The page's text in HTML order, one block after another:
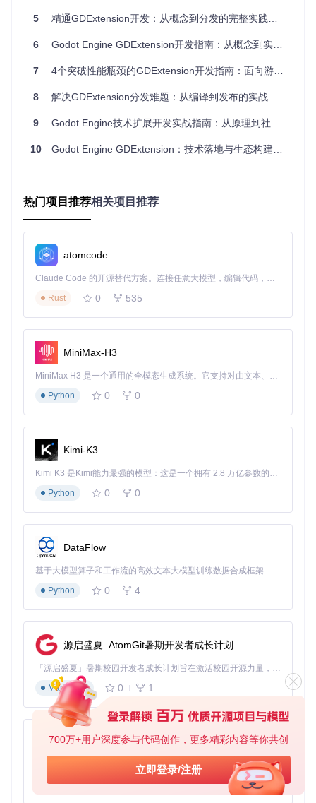
700万+用户深度参与代码创作，更多精彩内容等你共创
立即登录/注册
配置编译脚本，推荐使用SConstruct或CMake
2.2 扩展配置文件编写
扩展配置文件（.gdextension）是连接插件与引擎的关键：
[configuration]
compatibility_minimum = "4.1"
linux.release.x86_64 = "bin/
macos.release.x86_64
2.3 跨平台编译策略
针对不同目标平台，采用差异化编译策略：
Windows平台：使用MSVC或MinGW编译生成.dll文件
macOS平台
：编译生成.dylib文件，注意代码签名
移动平台
译.framework
高效的内存管理是GDExtension开发的核心：
正确处理RefCounted对象的引用计数
避免在性能关键路径中创建临时对象
实现自定义内存池管理高频创建的对象
3.2 性能监控与调优
利用Godot内置工具进行性能优化：
使用Profiler模块监控函数执行时间
优化GDScript与C++之间的交互频率
利用多线程处理密集型计算任务
3.3 常见错误排查清单
❌ 忘记注册类或方法到ClassDB
❌ 未正确处理线程安全问题
❌ 内存泄漏，特别是自定义资源未正确释放
❌ 版本兼容性问题，未指定正确的compatibility_minimum
❌ 类型转换错误，特别是变体类型处理
4.生态建设：扩展的分发与维护
5 精通GDExtension开发：从概念到分发的完整实践指南
6 Godot Engine GDExtension开发指南：从概念到实践的完整路径
7 4个突破性能瓶颈的GDExtension开发指南：面向游戏开发者的插件化解决方案
8 解决GDExtension分发难题：从编译到发布的实战指南
9 Godot Engine技术扩展开发实战指南：从原理到社区运营
10 Godot Engine GDExtension：技术落地与生态构建指南
热门项目推荐相关项目推荐
atomcode
Claude Code 的开源替代方案。连接任意大模型，编辑代码，运行命令，自动验证 — 全自动执行。用 Rust 构建，极致性能。 ｜ An open-source alternative to Claude Code. Connect any LLM, edit code, run commands, and verify changes — autonomously. Built in Rust for speed. Get Started
Rust
0 535
MiniMax-H3
MiniMax H3 是一个通用的全模态生成系统。它支持对由文本、图像、视频和音频组成的多模态上下文进行统一理解，并能生成分辨率高达 2K、时长可达 15 秒的带原生立体声音频的视频。得益于面向任务泛化的系统设计，H3 在预训练阶段就已具备广泛的多模态上下文理解与生成能力，能够出色地执行复杂的多模态指令。
Python
0 0
Kimi-K3
Kimi K3 是Kimi能力最强的模型：这是一个拥有 2.8 万亿参数的混合专家（MoE）模型，具备原生视觉理解能力，并支持 100 万 token 的上下文窗口。
Python
0 0
DataFlow
基于大模型算子和工作流的高效文本大模型训练数据合成框架
Python
0 4
源启盛夏_AtomGit暑期开发者成长计划
「源启盛夏」暑期校园开发者成长计划旨在激活校园开源力量，通过积分激励、认证扶持、资源倾斜等形式，引导高校组织和开发者完成「入驻 — 建项目 — 做贡献 — 获认证 — 得资源」的完整闭环。无论你是想带领社团入驻平台的组织者，还是希望用代码贡献证明自己的开发者，都能在这里找到属于你的成长路径。
Markdown
0 1
py-xiaozhi
基于Python的Xiaozhi AI，适用于想要完整Xiaozhi体验而无需拥有专用硬件的用户。
Python
0 1